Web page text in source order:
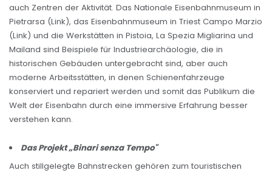
auch Zentren der Aktivität. Das Nationale Eisenbahnmuseum in
Pietrarsa (Link), das Eisenbahnmuseum in Triest Campo Marzio
(Link) und die Werkstätten in Pistoia, La Spezia Migliarina und
Mailand sind Beispiele für Industriearchäologie, die in
historischen Gebäuden untergebracht sind, aber auch
moderne Arbeitsstätten, in denen Schienenfahrzeuge
konserviert und repariert werden und somit das Publikum die
Welt der Eisenbahn durch eine immersive Erfahrung besser
verstehen kann.
Das Projekt „Binari senza Tempo"
Auch stillgelegte Bahnstrecken gehören zum touristischen